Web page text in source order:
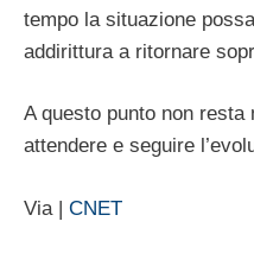
tempo la situazione
addirittura a ritornare
A questo punto non resta
attendere e seguire
Via | CNET